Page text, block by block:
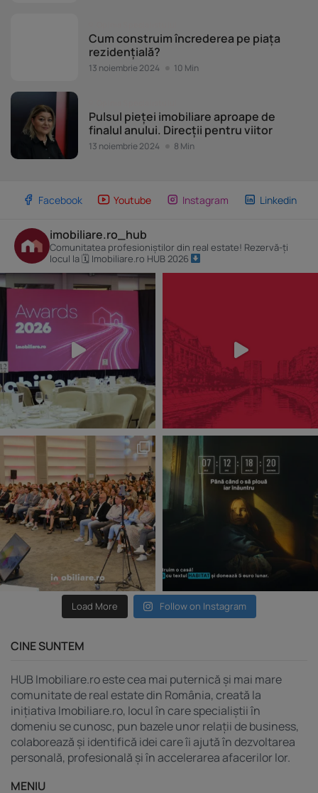
Cum construim încrederea pe piața
rezidențială?
13 noiembrie 2024 10 Min
Pulsul pieței imobiliare aproape de
finalul anului. Direcții pentru viitor
13 noiembrie 2024 8 Min
Facebook Youtube Instagram Linkedin
imobiliare.ro_hub
Comunitatea profesioniștilor din real estate! Rezervă-ți
locul la 🗓 Imobiliare.ro HUB 2026
Load More Follow on Instagram
CINE SUNTEM
HUB Imobiliare.ro este cea mai puternică și mai mare
comunitate de real estate din România, creată la
inițiativa Imobiliare.ro, locul în care specialiștii în
domeniu se cunosc, pun bazele unor relații de business,
colaborează și identifică idei care îi ajută în dezvoltarea
personală, profesională și în accelerarea afacerilor lor.
MENIU